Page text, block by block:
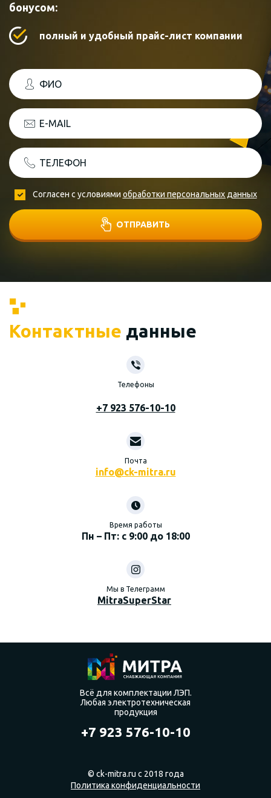
бонусом:
полный и удобный прайс-лист компании
ФИО
E-MAIL
ТЕЛЕФОН
Согласен с условиями обработки персональных данных
ОТПРАВИТЬ
Контактные данные
Телефоны
+7 923 576-10-10
Почта
info@ck-mitra.ru
Время работы
Пн – Пт: с 9:00 до 18:00
Мы в Телеграмм
MitraSuperStar
Всё для комплектации ЛЭП.
Любая электротехническая
продукция
+7 923 576-10-10
© ck-mitra.ru с 2018 года
Политика конфиденциальности